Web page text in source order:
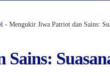
- Mengukir Jiwa Patriot dan Sains: